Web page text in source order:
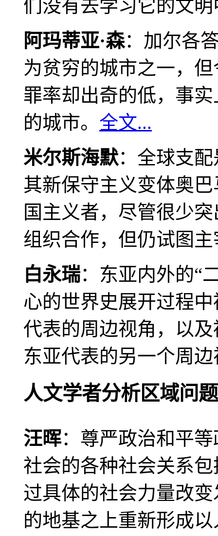
们没有去学习它的文
阿玛蒂亚·森：加尔各
为贫穷的城市之一，
罪率却出奇的低，事
的城市。 全文...
米尔斯海默：全球支
其新保守主义变体奥
国主义者，尽管很少
组织合作，但仍试图
白永瑞：东亚内外的“
心的世界史展开过程
代表的周边视角，以
东亚代表的另一个周
人文学者分析区域问题
汪晖：尊严政治和平
社会的各种社会关系
过具体的社会力量改
的地基之上重新形成